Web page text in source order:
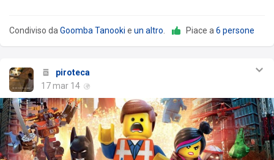
Condiviso da Goomba Tanooki e un altro Piace a 6 persone
piroteca
17 mar 14